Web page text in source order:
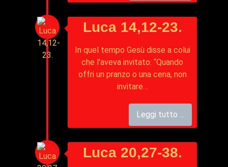
Luca 14,12-23.
In quel tempo Gesù disse a colui
che l’aveva invitato: “Quando
offri un pranzo o una cena, non
invitare…
Leggi tutto ...
Luca 20,27-38.